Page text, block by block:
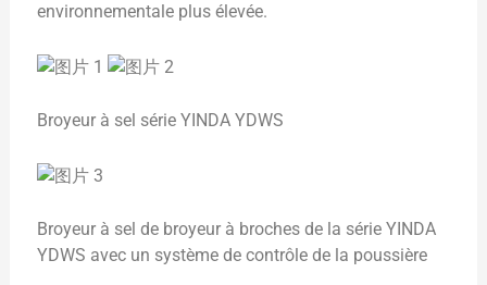
environnementale plus élevée.
Broyeur à sel série YINDA YDWS
Broyeur à sel de broyeur à broches de la série YINDA
YDWS avec un système de contrôle de la poussière